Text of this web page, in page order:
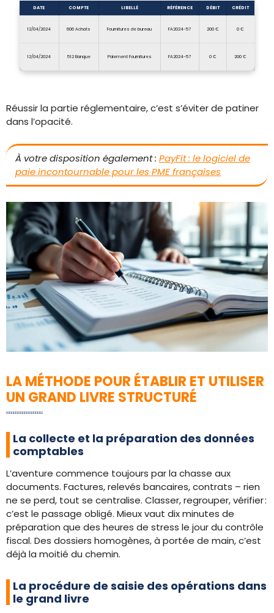
DATE COMPTE LIBELLÉ RÉFÉRENCE DÉBIT CRÉDIT
12/04/2024 606 Achats Fournitures de bureau FA2024-57 200 € 0 €
12/04/2024 512 Banque Paiement Fournitures FA2024-57 0 € 200 €
Réussir la partie réglementaire, c’est s’éviter de patiner
dans l’opacité.
À votre disposition également : PayFit : le logiciel de
paie incontournable pour les PME françaises
LA MÉTHODE POUR ÉTABLIR ET UTILISER
UN GRAND LIVRE STRUCTURÉ
La collecte et la préparation des données
comptables
L’aventure commence toujours par la chasse aux
documents. Factures, relevés bancaires, contrats – rien
ne se perd, tout se centralise. Classer, regrouper, vérifier :
c’est le passage obligé. Mieux vaut dix minutes de
préparation que des heures de stress le jour du contrôle
fiscal. Des dossiers homogènes, à portée de main, c’est
déjà la moitié du chemin.
La procédure de saisie des opérations dans
le grand livre